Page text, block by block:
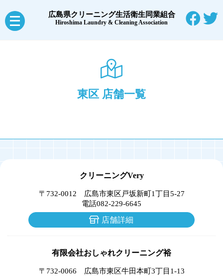
広島県クリーニング生活衛生同業組合
Hiroshima Laundry & Cleaning Association
メ
東区 店舗一覧
クリーニングVery
〒732-0012 広島市東区戸坂新町1丁目5-27
電話082-229-6645
店舗詳細
有限会社おしゃれクリーニング裕
〒732-0066 広島市東区牛田本町3丁目1-13